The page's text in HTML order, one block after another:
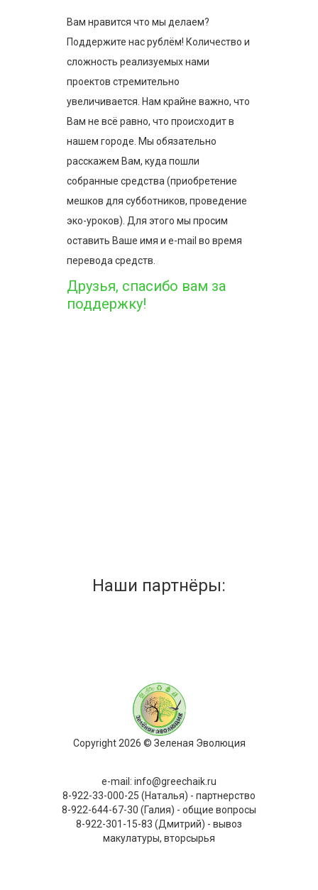
Вам нравится что мы делаем?
Поддержите нас рублём! Количество и
сложность реализуемых нами
проектов стремительно
увеличивается. Нам крайне важно, что
Вам не всё равно, что происходит в
нашем городе. Мы обязательно
расскажем Вам, куда пошли
собранные средства (приобретение
мешков для субботников, проведение
эко-уроков). Для этого мы просим
оставить Ваше имя и e-mail во время
перевода средств.
Друзья, спасибо вам за
поддержку!
Наши партнёры:
Copyright 2026 © Зеленая Эволюция
e-mail: info@greechaik.ru
8-922-33-000-25 (Наталья) - партнерство
8-922-644-67-30 (Галия) - общие вопросы
8-922-301-15-83 (Дмитрий) - вывоз
макулатуры, вторсырья